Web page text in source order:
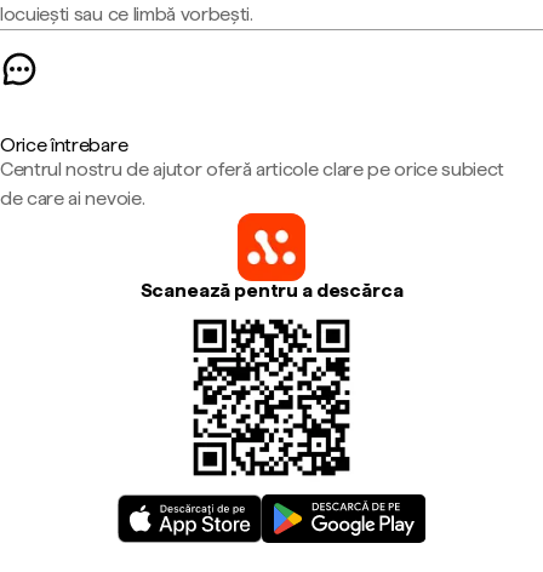
locuiești sau ce limbă vorbești.
Orice întrebare
Centrul nostru de ajutor oferă articole clare pe orice subiect
de care ai nevoie.
Scanează pentru a descărca